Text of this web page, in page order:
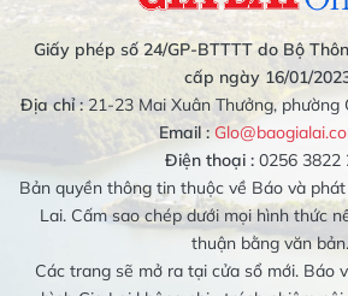
Giấy phép số 24/GP-BTTTT do Bộ
cấp ngày 16/01/
Địa chỉ :21-23 Mai Xuân Thưởng, phường
Email :
Điện thoại : 0256 3822
Bản quyền thông tin thuộc về Báo và
Lai. Cấm sao chép dưới mọi hình thức
thuận bằng văn bản.
Các trang sẽ mở ra tại cửa sổ mới. Báo